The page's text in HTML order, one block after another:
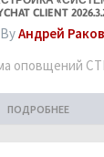
CLIENT
Андрей Раков
оповщений
ПОДРОБНЕЕ